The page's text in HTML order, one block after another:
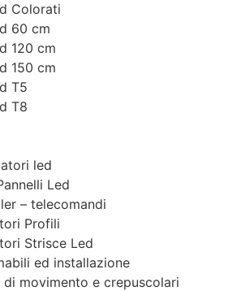
Colorati
60 cm
120 cm
150 cm
T5
T8
led
Led
– telecomandi
Profili
Strisce Led
ed installazione
di movimento e crepuscolari